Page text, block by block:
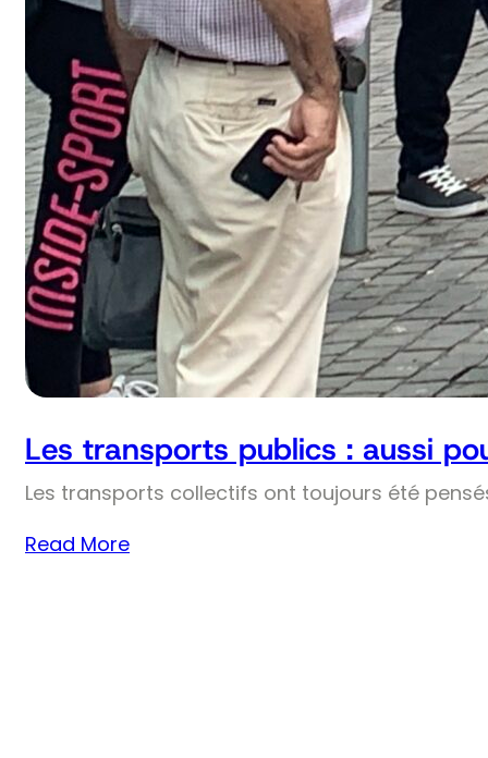
Les transports publics : aussi
Les transports collectifs ont toujours été
Read More